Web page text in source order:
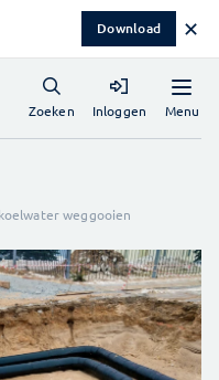
Download ✕
Menu
Zoeken Inloggen
weggooien